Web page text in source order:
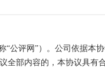
“公评网”）。公司依据本
全部内容的，本协议具有